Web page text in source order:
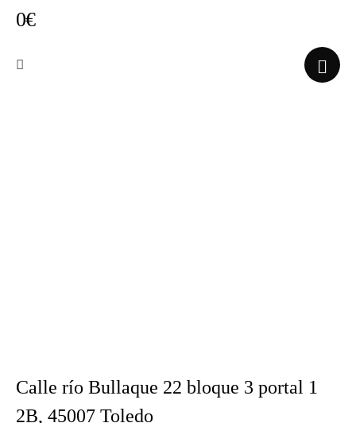
0€
Calle río Bullaque 22 bloque 3 portal 1
2B, 45007 Toledo